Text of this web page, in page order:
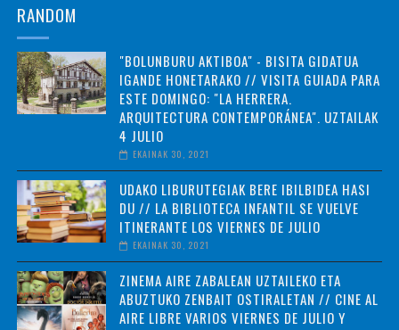
RANDOM
"BOLUNBURU AKTIBOA" - BISITA GIDATUA
IGANDE HONETARAKO // VISITA GUIADA PARA
ESTE DOMINGO: "LA HERRERA.
ARQUITECTURA CONTEMPORÁNEA". UZTAILAK
4 JULIO
EKAINAK 30, 2021
UDAKO LIBURUTEGIAK BERE IBILBIDEA HASI
DU // LA BIBLIOTECA INFANTIL SE VUELVE
ITINERANTE LOS VIERNES DE JULIO
EKAINAK 30, 2021
ZINEMA AIRE ZABALEAN UZTAILEKO ETA
ABUZTUKO ZENBAIT OSTIRALETAN // CINE AL
AIRE LIBRE VARIOS VIERNES DE JULIO Y